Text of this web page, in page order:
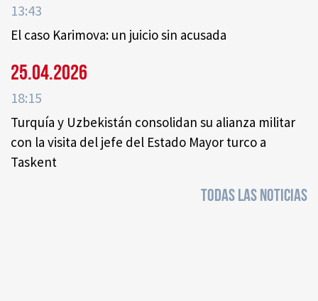
13:43
El caso Karimova: un juicio sin acusada
25.04.2026
18:15
Turquía y Uzbekistán consolidan su alianza militar
con la visita del jefe del Estado Mayor turco a
Taskent
TODAS LAS NOTICIAS